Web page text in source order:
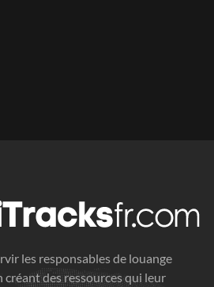
les responsables de louange
créant des ressources qui leur